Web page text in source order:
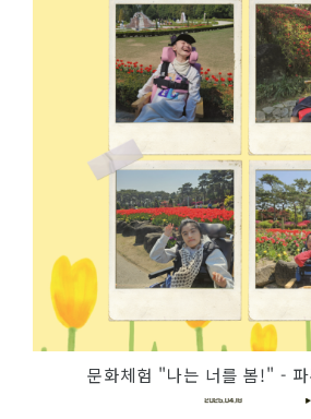
문화체험 "나는 너를 봄!" -